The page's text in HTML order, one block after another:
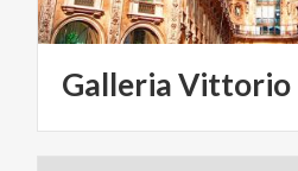
GalleriaVittorio